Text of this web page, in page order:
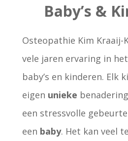
Baby’s &
Osteopathie Kim Kraaij-
vele jaren ervaring in
baby’s en kinderen. Elk
eigen unieke
een stressvolle
een baby. Het kan veel